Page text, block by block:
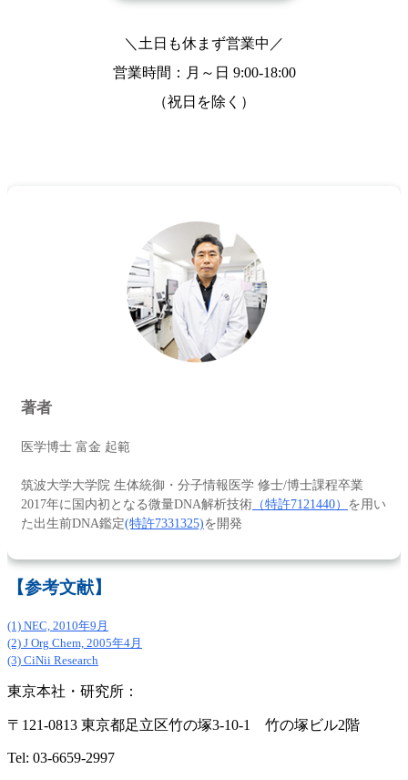
＼土日も休まず営業中／
営業時間：月～日 9:00-18:00
（祝日を除く）
著者
医学博士 富金 起範
筑波大学大学院 生体統御・分子情報医学 修士/博士課程卒業
2017年に国内初となる微量DNA解析技術 （特許7121440） を用い
た出生前DNA鑑定(特許7331325)を開発
【参考文献】
(1) NEC, 2010年9月
(2) J Org Chem, 2005年4月
(3) CiNii Research
東京本社・研究所：
〒121-0813 東京都足立区竹の塚3-10-1 竹の塚ビル2階
Tel: 03-6659-2997